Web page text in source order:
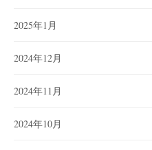
2025年1月
2024年12月
2024年11月
2024年10月